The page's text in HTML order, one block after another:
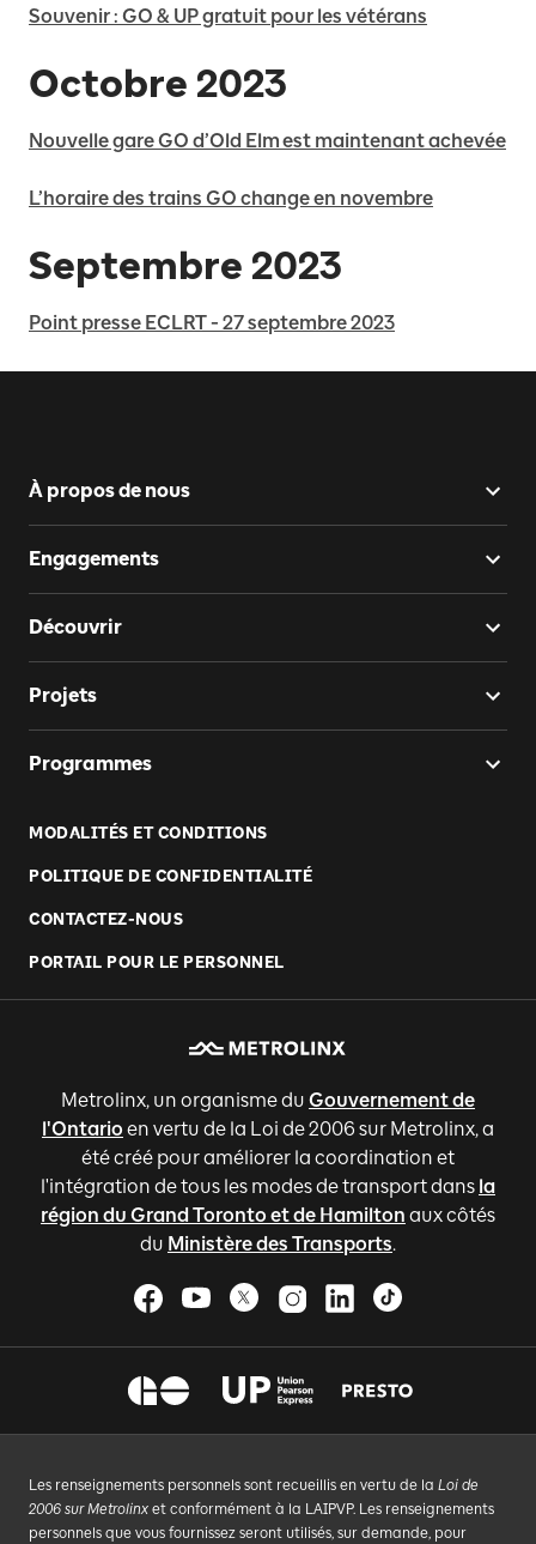
Souvenir : GO & UP gratuit pour les vétérans
Octobre 2023
Nouvelle gare GO d’Old Elm est maintenant achevée
L’horaire des trains GO change en novembre
Septembre 2023
Point presse ECLRT - 27 septembre 2023
À propos de nous
Engagements
Découvrir
Projets
Programmes
MODALITÉS ET CONDITIONS
POLITIQUE DE CONFIDENTIALITÉ
CONTACTEZ-NOUS
PORTAIL POUR LE PERSONNEL
Metrolinx, un organisme du Gouvernement de
l'Ontario en vertu de la Loi de 2006 sur Metrolinx, a
été créé pour améliorer la coordination et
l'intégration de tous les modes de transport dans la
région du Grand Toronto et de Hamilton aux côtés
du Ministère des Transports.
Les renseignements personnels sont recueillis en vertu de la Loi de
2006 sur Metrolinx et conformément à la LAIPVP. Les renseignements
personnels que vous fournissez seront utilisés, sur demande, pour